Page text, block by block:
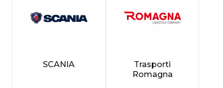
SCANIA
Trasporti
Romagna